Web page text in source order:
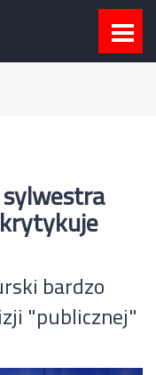
bardzo
"publicznej"